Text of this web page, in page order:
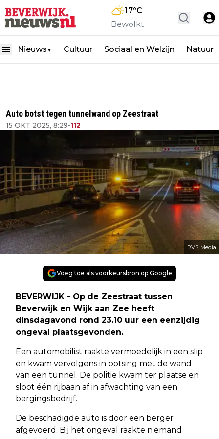
17°C
Bewolkt
Nieuws ▼ Cultuur Sociaal en Welzijn Natuur
Auto botst tegen tunnelwand op Zeestraat
15 OKT 2025, 8:29•112
RVP Media
Voeg toe als voorkeursbron op Google
BEVERWIJK - Op de Zeestraat tussen
Beverwijk en Wijk aan Zee heeft
dinsdagavond rond 23.10 uur een eenzijdig
ongeval plaatsgevonden.
Een automobilist raakte vermoedelijk in een slip
en kwam vervolgens in botsing met de wand
van een tunnel. De politie kwam ter plaatse en
sloot één rijbaan af in afwachting van een
bergingsbedrijf.
De beschadigde auto is door een berger
afgevoerd. Bij het ongeval raakte niemand